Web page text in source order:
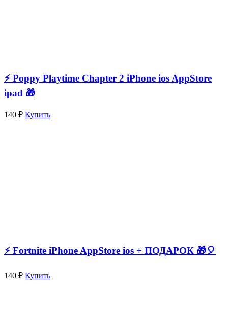
⚡️ Poppy Playtime Chapter 2 iPhone ios AppStore
ipad 🎁
140 ₽ Купить
⚡️ Fortnite iPhone AppStore ios + ПОДАРОК 🎁🎈
140 ₽ Купить